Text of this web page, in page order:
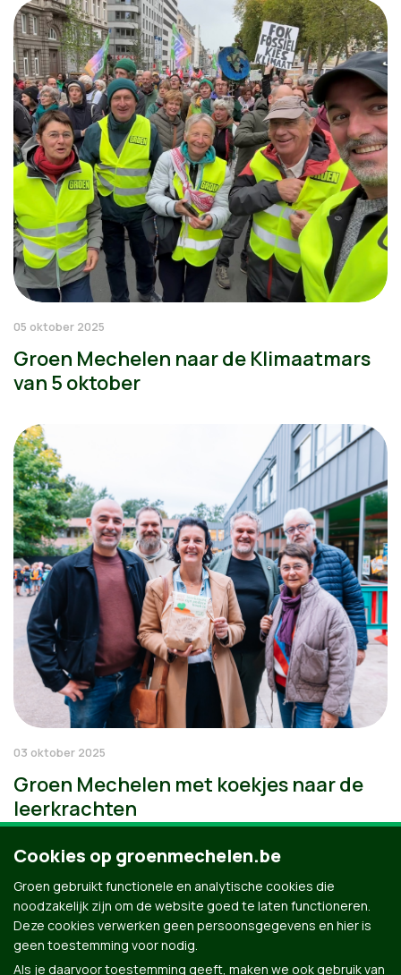
05 oktober 2025
Groen Mechelen naar de Klimaatmars
van 5 oktober
03 oktober 2025
Groen Mechelen met koekjes naar de
leerkrachten
Cookies op groenmechelen.be
Groen gebruikt functionele en analytische cookies die
noodzakelijk zijn om de website goed te laten functioneren.
Deze cookies verwerken geen persoonsgegevens en hier is
geen toestemming voor nodig.
Als je daarvoor toestemming geeft, maken we ook gebruik van